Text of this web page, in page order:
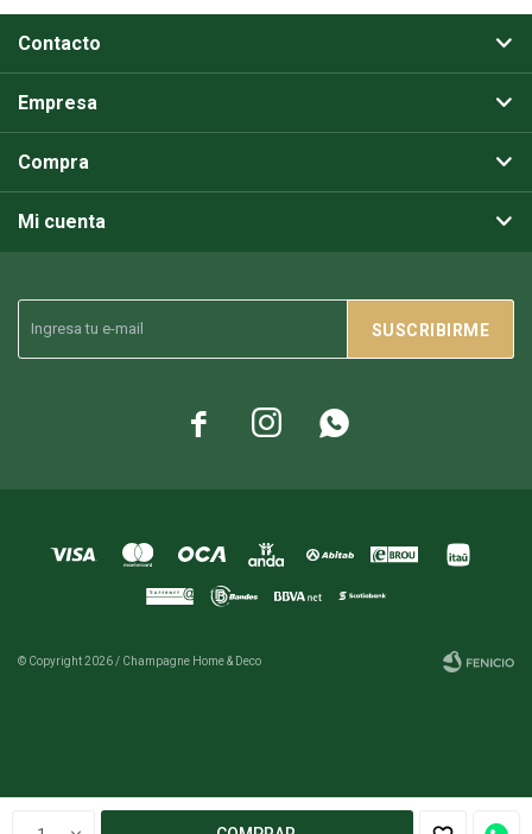
SUSCRIBIRME
  
Contacto
Empresa
Compra
Mi cuenta
© Copyright 2026 / Champagne Home & Deco